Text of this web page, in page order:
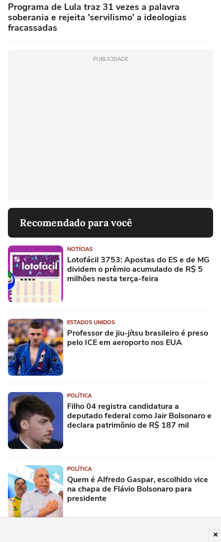
Programa de Lula traz 31 vezes a palavra
soberania e rejeita 'servilismo' a ideologias
fracassadas
PUBLICIDADE
Recomendado para você
NOTÍCIAS
Lotofácil 3753: Apostas do ES e de MG
dividem o prêmio acumulado de R$ 5
milhões nesta terça-feira
ESTADOS UNIDOS
Professor de jiu-jítsu brasileiro é preso
pelo ICE em aeroporto nos EUA
POLÍTICA
Filho 04 registra candidatura a
deputado federal como Jair Bolsonaro e
declara patrimônio de R$ 187 mil
POLÍTICA
Quem é Alfredo Gaspar, escolhido vice
na chapa de Flávio Bolsonaro para
presidente